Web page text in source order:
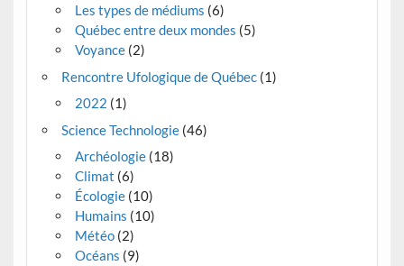
Les types de médiums (6)
Québec entre deux mondes (5)
Voyance(2)
Rencontre Ufologique de Québec(1)
2022 (1)
Science Technologie(46)
Archéologie(18)
Climat (6)
Écologie(10)
Humains (10)
Météo(2)
Océans (9)